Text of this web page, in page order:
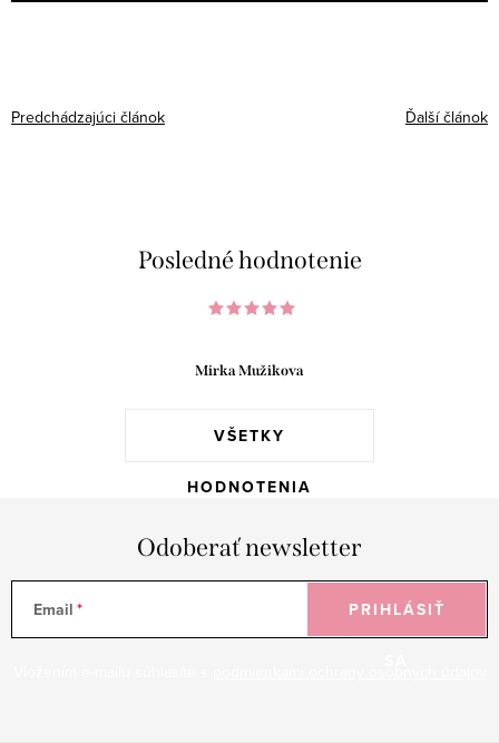
Predchádzajúci článok Ďalší článok
Posledné hodnotenie
VŠETKY
HODNOTENIA
Mirka Mužikova
Odoberať newsletter
Email PRIHLÁSIŤ